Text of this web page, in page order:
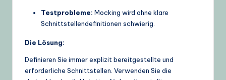
Testprobleme: Mocking wird ohne klare
Schnittstellendefinitionen schwierig.
Die Lösung:
Definieren Sie immer explizit bereitgestellte und
erforderliche Schnittstellen. Verwenden Sie die